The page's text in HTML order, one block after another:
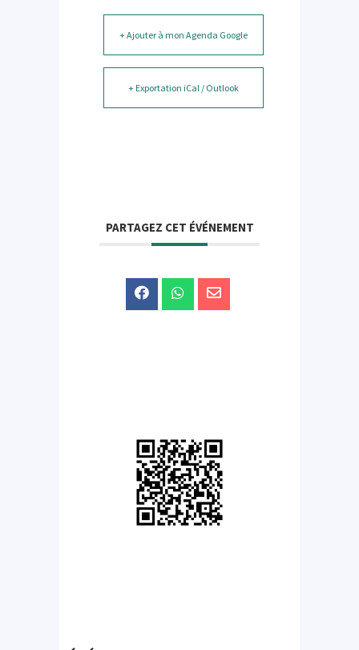
+ Ajouter à mon Agenda Google
+ Exportation iCal / Outlook
PARTAGEZ CET ÉVÉNEMENT